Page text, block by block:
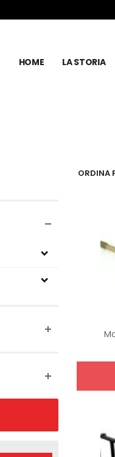
HOME LA STORIA
ORDINA